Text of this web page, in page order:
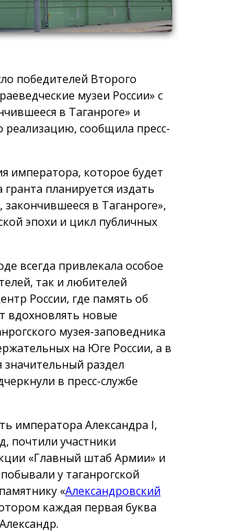
победителей Второго
музеи России» с
в Таганроге» и
реализацию, сообщила пресс-
императора, которое будет
планируется издать
в Таганроге»,
эпохи и цикл публичных
всегда привлекала особое
так и любителей
России, где память об
вдохновлять новые
музея-заповедника
на Юге России, а в
значительный раздел
в пресс-службе
императора Александра I,
почтили участники
«Главный штаб Армии» и
у таганрогской
«Александровский
каждая первая буква